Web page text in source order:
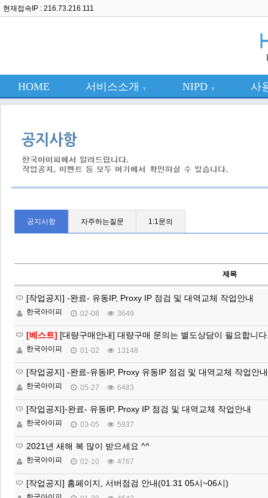
현재접속IP : 216.73.216.111
HOME 서비스소개 ∨ NIPD ∨ 사
공지사항 자주하는질문 1:1문의
제목
[작업공지] -완료- 유동IP, Proxy IP 점검 및 대역교체 작업안내
한국아이피 02-08 3649
[베스트] [대량구매안내] 대량구매 문의는 별도상담이 필요합니
한국아이피 01-02 13148
[작업공지] -완료-유동IP, Proxy 유동IP 점검 및 대역교체 작업안내
한국아이피 05-27 6483
[작업공지]-완료- 유동IP, Proxy IP 점검 및 대역교체 작업안내
한국아이피 03-05 5937
2021년 새해 복 많이 받으세요 ^^
한국아이피 02-10 4767
[작업공지] 홈페이지, 서버점검 안내(01.31 05시~06시)